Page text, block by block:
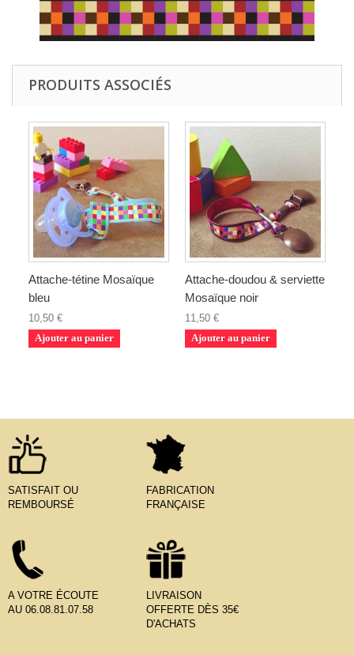
PRODUITS ASSOCIÉS
Attache-tétine Mosaïque
bleu
10,50 €
Ajouter au panier
Attache-doudou & serviette
Mosaïque noir
11,50 €
Ajouter au panier
SATISFAIT OU
REMBOURSÉ
FABRICATION
FRANÇAISE
A VOTRE ÉCOUTE
AU 06.08.81.07.58
LIVRAISON
OFFERTE DÈS 35€
D'ACHATS